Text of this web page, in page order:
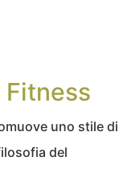
Fitness
uno stile di
del